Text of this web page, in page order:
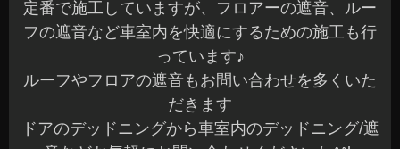
定番で施工していますが、フロアーの遮音、ルー
フの遮音など車室内を快適にするための施工も行
っています♪
ルーフやフロアの遮音もお問い合わせを多くいた
だきます
ドアのデッドニングから車室内のデッドニング/遮